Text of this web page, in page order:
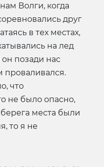
Волги, когда
друг
в тех местах,
на лед
позади нас
проваливался.
что
не было опасно,
берега места были
то я не